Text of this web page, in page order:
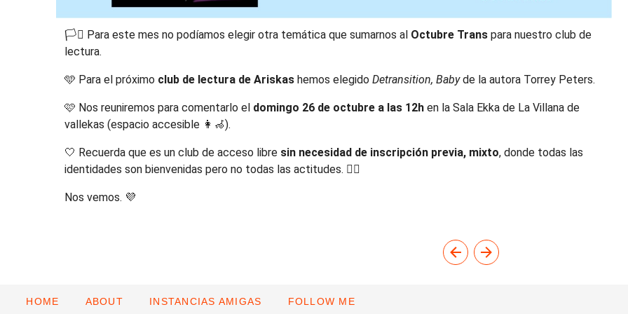
🏳️‍⚧️ Para este mes no podíamos elegir otra temática que sumarnos al Octubre Trans para nuestro club de
lectura.
🩵 Para el próximo club de lectura de Ariskas hemos elegido Detransition, Babyde la autora Torrey Peters.
🩷 Nos reuniremos para comentarlo el domingo 26 de octubre a las 12h en la Sala Ekka de La Villana de
vallekas (espacio accesible 👩‍🦽).
🤍 Recuerda que es un club de acceso libre sin necesidad de inscripción previa, mixto, donde todas las
identidades son bienvenidas pero no todas las actitudes. 🧚‍♀️
Nos vemos. 💜
HOME ABOUT INSTANCIAS AMIGAS FOLLOW ME